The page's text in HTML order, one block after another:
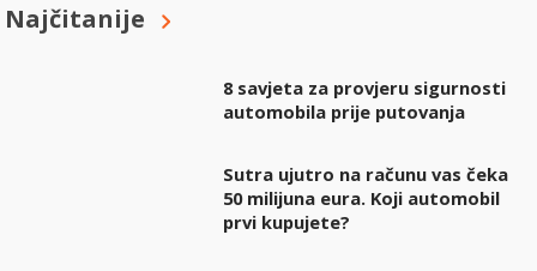
Najčitanije
8 savjeta za provjeru sigurnosti
automobila prije putovanja
Sutra ujutro na računu vas čeka
50 milijuna eura. Koji automobil
prvi kupujete?